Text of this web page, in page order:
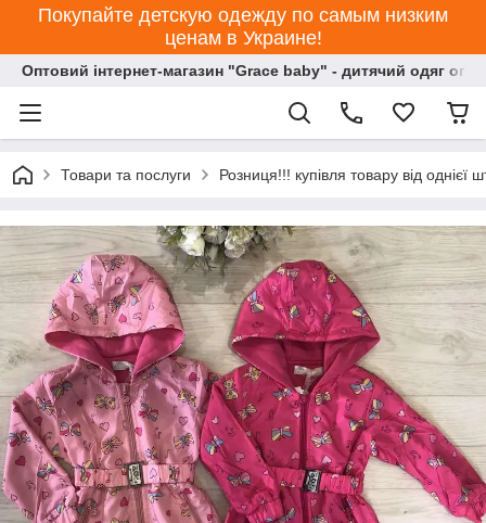
Покупайте детскую одежду по самым низким
ценам в Украине!
Оптовий інтернет-магазин "Grace baby" - дитячий одяг
Товари та послуги Розниця!!! купівля товару від однієї